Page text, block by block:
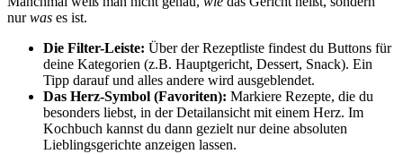
nurwas es ist.
Die Filter-Leiste: Über der Rezeptliste findest du Buttons für
deine Kategorien (z.B. Hauptgericht, Dessert, Snack). Ein
Tipp darauf und alles andere wird ausgeblendet.
Das Herz-Symbol (Favoriten): Markiere Rezepte, die du
besonders liebst, in der Detailansicht mit einem Herz. Im
Kochbuch kannst du dann gezielt nur deine absoluten
Lieblingsgerichte anzeigen lassen.